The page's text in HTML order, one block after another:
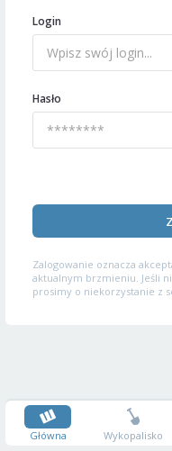
Login
Hasło
Zalogowanie oznacza
aktualnym brzmieniu. Jeśli
prosimy o niekorzystanie z
Główna Wykopalisko